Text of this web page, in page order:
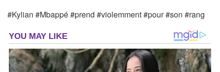
#Kylian #Mbappé #prend #violemment #pour #son #rang